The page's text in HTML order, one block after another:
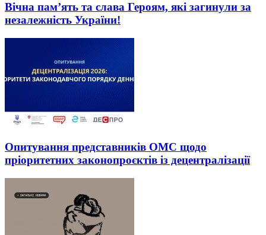
Вічна пам’ять та слава Героям, які загинули за
незалежність України!
Опитування представників ОМС щодо
пріоритетних законопроєктів із децентралізації